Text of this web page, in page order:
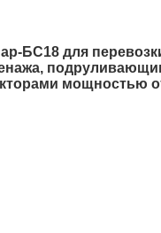
БС18 для
мощностью